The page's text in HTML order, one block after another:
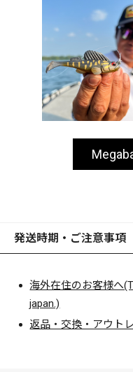
発送時期・ご注意事項
海外在住のお客様へ
japan.)
返品・交換・アウト